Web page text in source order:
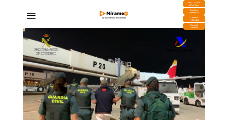
DESCARGA
MIRAPLAY
Buzón de
Sugerencias
Contratar
Publicidad
Contacto
Comercial